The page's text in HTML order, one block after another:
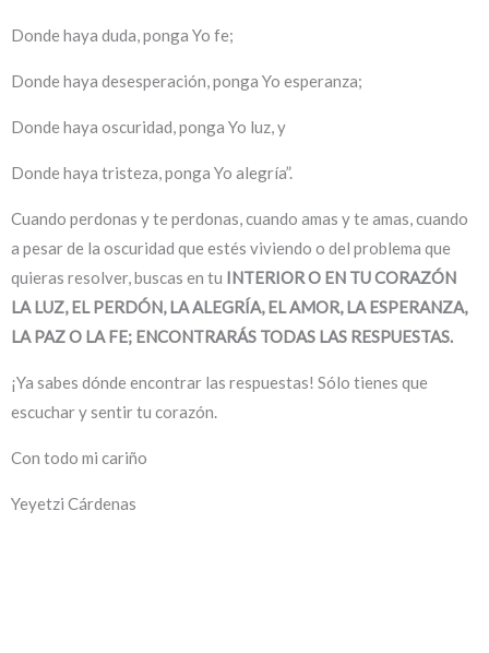
Donde haya duda, ponga Yo fe;
Donde haya desesperación, ponga Yo esperanza;
Donde haya oscuridad, ponga Yo luz, y
Donde haya tristeza, ponga Yo alegría”.
Cuando perdonas y te perdonas, cuando amas y te amas, cuando
a pesar de la oscuridad que estés viviendo o del problema que
quieras resolver, buscas en tu INTERIOR O EN TU CORAZÓN
LA LUZ, EL PERDÓN, LA ALEGRÍA, EL AMOR, LA ESPERANZA,
LA PAZ O LA FE; ENCONTRARÁS TODAS LAS RESPUESTAS.
¡Ya sabes dónde encontrar las respuestas! Sólo tienes que
escuchar y sentir tu corazón.
Con todo mi cariño
Yeyetzi Cárdenas